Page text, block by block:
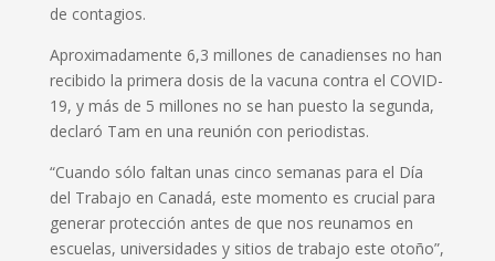
de contagios.
Aproximadamente 6,3 millones de canadienses no han
recibido la primera dosis de la vacuna contra el COVID-
19, y más de 5 millones no se han puesto la segunda,
declaró Tam en una reunión con periodistas.
“Cuando sólo faltan unas cinco semanas para el Día
del Trabajo en Canadá, este momento es crucial para
generar protección antes de que nos reunamos en
escuelas, universidades y sitios de trabajo este otoño”,